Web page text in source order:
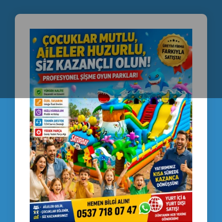
🛠 ÜRETİCİ FİRMA AVANTAJI
✔ Profesyonel üretim
✔ Dayanıklı kaliteli malzeme
✔ Teknik destek hizmeti
✔ Hızlı sevkiyat
✔ Güçlü satış sonrası destek
📲 HEMEN İLETİŞİM
📞 +90 537 718 07 47
💬 WhatsApp: +90 535 989 04 29
⚡ Yaz sezonu için yoğun talep başladı – hemen bilgi alın!